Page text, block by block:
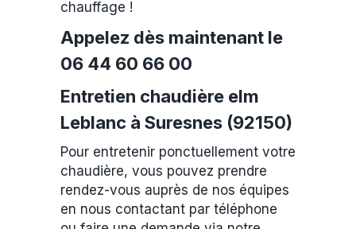
chauffage !
Appelez dès maintenant le
06 44 60 66 00
Entretien chaudière elm
Leblanc à Suresnes (92150)
Pour entretenir ponctuellement votre
chaudière, vous pouvez prendre
rendez-vous auprès de nos équipes
en nous contactant par téléphone